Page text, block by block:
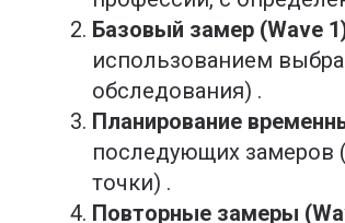
Базовый замер (Wave
использованием
обследования) .
Планирование
последующих замеров
точки) .
Повторные замеры